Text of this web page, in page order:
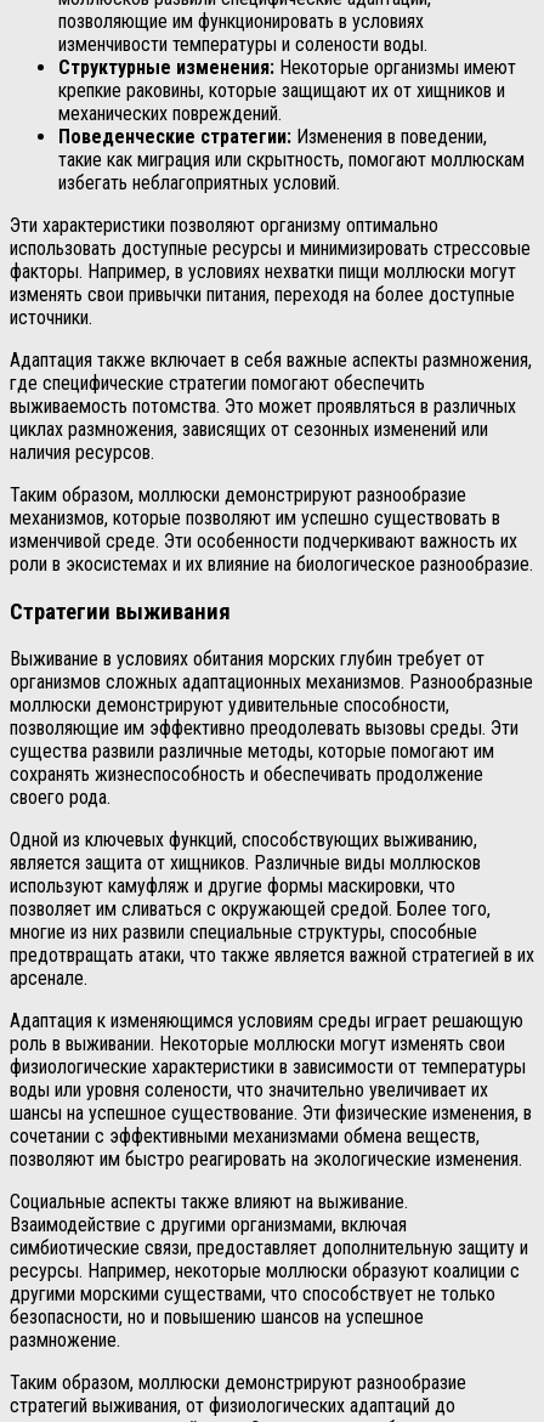
позволяющие им функционировать в условиях
изменчивости температуры и солености воды.
Структурные изменения: Некоторые организмы имеют
крепкие раковины, которые защищают их от хищников и
механических повреждений.
Поведенческие стратегии: Изменения в поведении,
такие как миграция или скрытность, помогают моллюскам
избегать неблагоприятных условий.
Эти характеристики позволяют организму оптимально
использовать доступные ресурсы и минимизировать стрессовые
факторы. Например, в условиях нехватки пищи моллюски могут
изменять свои привычки питания, переходя на более доступные
источники.
Адаптация также включает в себя важные аспекты размножения,
где специфические стратегии помогают обеспечить
выживаемость потомства. Это может проявляться в различных
циклах размножения, зависящих от сезонных изменений или
наличия ресурсов.
Таким образом, моллюски демонстрируют разнообразие
механизмов, которые позволяют им успешно существовать в
изменчивой среде. Эти особенности подчеркивают важность их
роли в экосистемах и их влияние на биологическое разнообразие.
Стратегии выживания
Выживание в условиях обитания морских глубин требует от
организмов сложных адаптационных механизмов. Разнообразные
моллюски демонстрируют удивительные способности,
позволяющие им эффективно преодолевать вызовы среды. Эти
существа развили различные методы, которые помогают им
сохранять жизнеспособность и обеспечивать продолжение
своего рода.
Одной из ключевых функций, способствующих выживанию,
является защита от хищников. Различные виды моллюсков
используют камуфляж и другие формы маскировки, что
позволяет им сливаться с окружающей средой. Более того,
многие из них развили специальные структуры, способные
предотвращать атаки, что также является важной стратегией в их
арсенале.
Адаптация к изменяющимся условиям среды играет решающую
роль в выживании. Некоторые моллюски могут изменять свои
физиологические характеристики в зависимости от температуры
воды или уровня солености, что значительно увеличивает их
шансы на успешное существование. Эти физические изменения, в
сочетании с эффективными механизмами обмена веществ,
позволяют им быстро реагировать на экологические изменения.
Социальные аспекты также влияют на выживание.
Взаимодействие с другими организмами, включая
симбиотические связи, предоставляет дополнительную защиту и
ресурсы. Например, некоторые моллюски образуют коалиции с
другими морскими существами, что способствует не только
безопасности, но и повышению шансов на успешное
размножение.
Таким образом, моллюски демонстрируют разнообразие
стратегий выживания, от физиологических адаптаций до